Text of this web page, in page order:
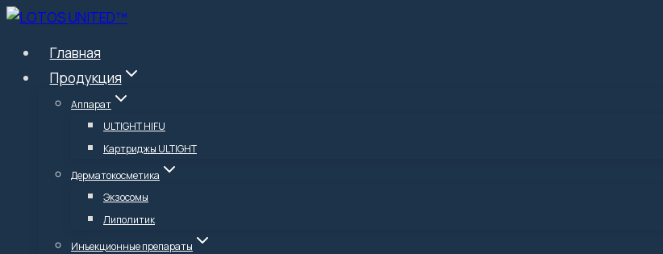
Перейти
содержимому
Главная
Продукция
Аппарат
ULTIGHT HIFU
Картриджы ULTIGHT
Дерматокосметика
Экзосомы
Липолитик
Инъекционные препараты